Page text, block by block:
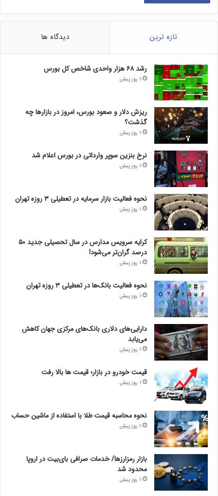
تازه ترین دیدگاه ها
رشد ۶۸ هزار واحدی شاخص کل بورس
1 روز پیش
ریزش دلار و صعود بورس، امروز در بازارها چه
گذشت؟
1 روز پیش
نرخ بنزین سوپر وارداتی در بورس اعلام شد
1 روز پیش
نحوه فعالیت بازار سرمایه در تعطیلی ۳ روزه تهران
1 روز پیش
کرایه سرویس مدارس در سال تحصیلی جدید ۵۰
درصد گران‌تر می‌شود!
1 روز پیش
نحوه فعالیت بانک‌ها در تعطیلی ۳ روزه تهران
1 روز پیش
دارایی‌های دلاری بانک‌های مرکزی جهان کاهش
می‌یابد
1 روز پیش
قیمت خودرو در بازار؛ قیمت ها بالا رفت
1 روز پیش
نحوه محاسبه قیمت طلا با استفاده از ماشین حساب
1 روز پیش
بازار رمزارزها/ خدمات صرافی بای‌بیت در اروپا
محدود شد
1 روز پیش